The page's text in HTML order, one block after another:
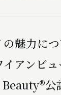
魅力につ
アンビ
公